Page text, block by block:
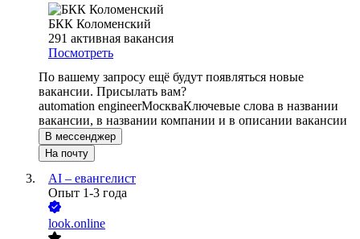
БКК Коломенский
291 активная вакансия
Посмотреть
По вашему запросу ещё будут появляться новые
вакансии. Присылать вам?
automation engineerМоскваКлючевые слова в названии
вакансии, в названии компании и в описании вакансии
В мессенджер
На почту
AI – евангелист
Опыт 1-3 года
look.online